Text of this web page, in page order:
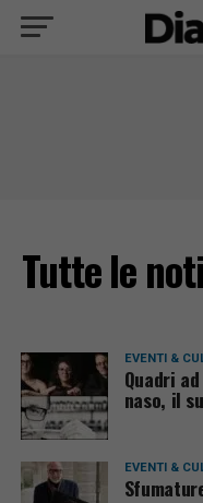
Tutte le
EVENTI &
Quadri
naso, il
EVENTI &